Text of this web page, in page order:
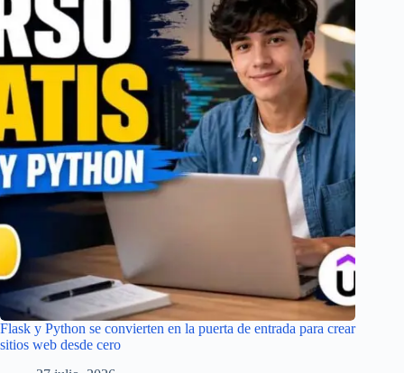
Flask y Python se convierten en la puerta de entrada para crear
sitios web desde cero